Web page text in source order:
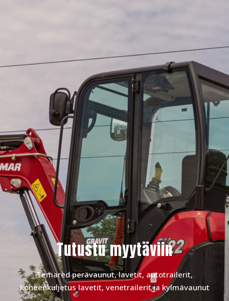
Tutustu myytäviin
Temared perävaunut, lavetit, autotrailerit,
koneenkuljetus lavetit, venetrailerit ja kylmävaunut